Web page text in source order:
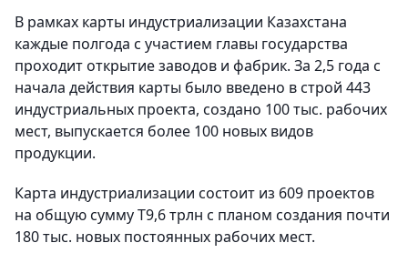
В рамках карты индустриализации Казахстана
каждые полгода с участием главы государства
проходит открытие заводов и фабрик. За 2,5 года с
начала действия карты было введено в строй 443
индустриальных проекта, создано 100 тыс. рабочих
мест, выпускается более 100 новых видов
продукции.
Карта индустриализации состоит из 609 проектов
на общую сумму Т9,6 трлн с планом создания почти
180 тыс. новых постоянных рабочих мест.